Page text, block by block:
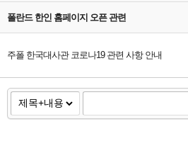
폴란드 한인 홈페이지 오픈 관련
주폴 한국대사관 코로나19 관련 사항 안내